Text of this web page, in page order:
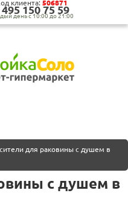
4‍9‍5‍ 1‍5‍0‍ 7‍5‍ 5‍9‍
день с 10:00 до 21:00
клиента: 506871
по
для раковины с душем в
с душем в